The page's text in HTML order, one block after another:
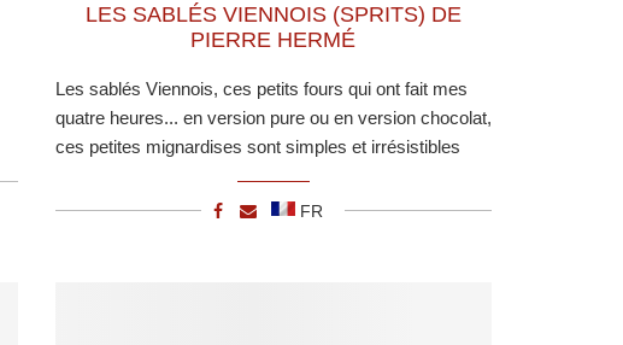
LES SABLÉS VIENNOIS (SPRITS) DE
PIERRE HERMÉ
Les sablés Viennois, ces petits fours qui ont fait mes
quatre heures... en version pure ou en version chocolat,
ces petites mignardises sont simples et irrésistibles
FR